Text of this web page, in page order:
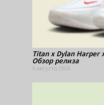
Titan x Dylan Harper
Обзор релиза
6 августа 2026